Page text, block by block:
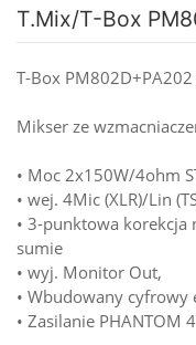
T.Mix/T-Box
T-Box
Mikser ze
• Moc 2x150W/4ohm
• wej. 4Mic (XLR)/Lin
• 3-punktowa korekcja
sumie
• wyj. Monitor Out,
• Wbudowany cyfrowy
• Zasilanie PHANTOM